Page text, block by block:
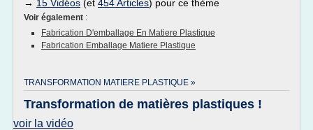
→ 15 Vidéos (et 454 Articles) pour ce thème
Voir également :
Fabrication D'emballage En Matiere Plastique
Fabrication Emballage Matiere Plastique
TRANSFORMATION MATIERE PLASTIQUE »
Transformation de matières plastiques !
voir la vidéo